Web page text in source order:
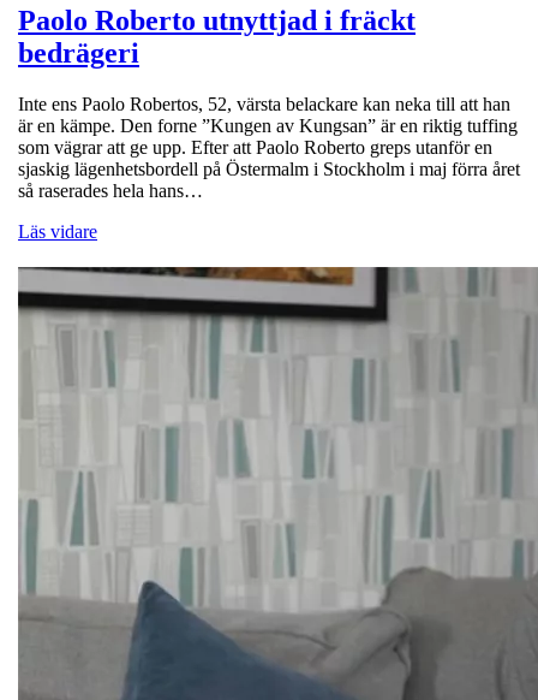
Paolo Roberto utnyttjad i fräckt
bedrägeri
Inte ens Paolo Robertos, 52, värsta belackare kan neka till att han
är en kämpe. Den forne ”Kungen av Kungsan” är en riktig tuffing
som vägrar att ge upp. Efter att Paolo Roberto greps utanför en
sjaskig lägenhetsbordell på Östermalm i Stockholm i maj förra året
så raserades hela hans…
Läs vidare